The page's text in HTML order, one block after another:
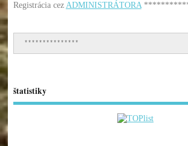
Registrácia cez ADMINISTRÁTORA
***************
štatistiky